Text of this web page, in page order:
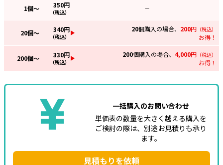
1個～ 350円
（税込）
—
20個～ 340円
（税込）
20個購入の場合、 200円 （税込）
お得！
200個～ 330円
（税込）
200個購入の場合、 4,000円 （税込）
お得！
一括購入のお問い合わせ
単価表の数量を大きく越える購入を
ご検討の際は、別途お見積りも承り
ます。
見積もりを依頼